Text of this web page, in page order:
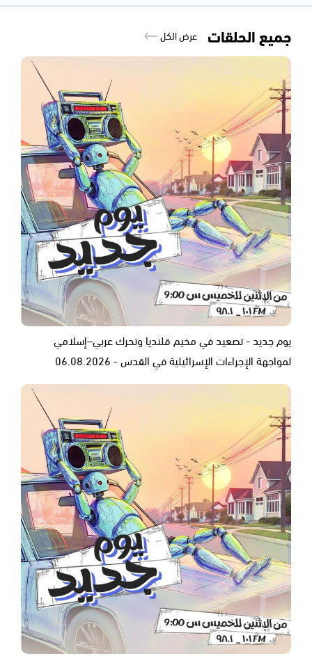
جميع الحلقات عرض الكل
يوم جديد - تصعيد في مخيم قلنديا وتحرك عربي–إسلامي
لمواجهة الإجراءات الإسرائيلية في القدس - 06.08.2026